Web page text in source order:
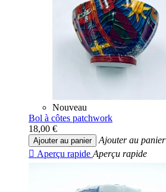
Nouveau
Bol à côtes patchwork
18,00 €
Ajouter au panier
Ajouter au panier
 Aperçu rapide Aperçu rapide